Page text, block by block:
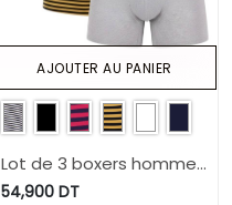
Lot de 3 boxers homme
en coton stretch
54,900 DT
AJOUTER AU PANIER